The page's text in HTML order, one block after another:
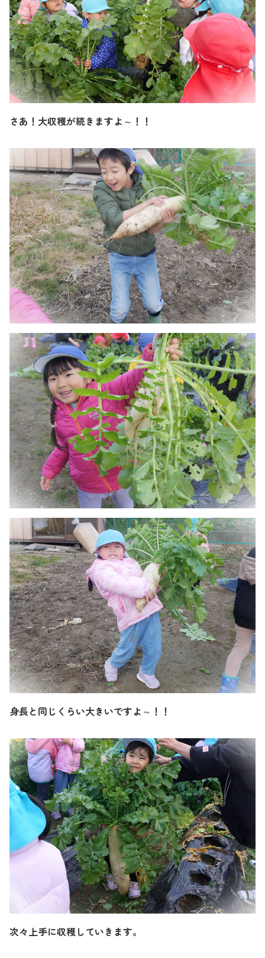
さあ！大収穫が続きますよ～！！
身長と同じくらい大きいですよ～！！
次々上手に収穫していきます。